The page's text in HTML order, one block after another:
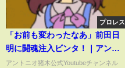
プロレス
「お前も変わったなあ」前田日
明に闘魂注入ビンタ！｜アント
ニオ猪木「最後の闘魂」チャン
アントニオ猪木公式Youtubeチャンネル